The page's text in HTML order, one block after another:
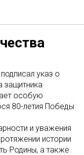
указ о
защитника
особую
80-летия Победы
и уважения
истории
Родины, а также